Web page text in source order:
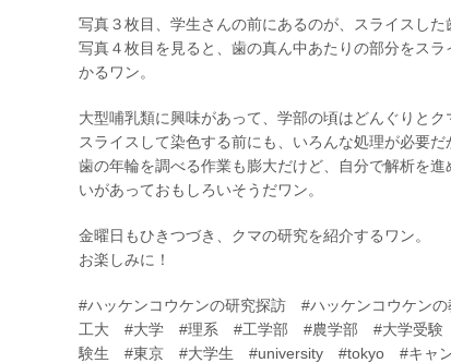
写真３枚目、学生さんの前にあるのが、スライスした
写真４枚目を見ると、歯の真ん中あたりの部分をス
かるワン。
大型哺乳類に興味があって、学部の頃はどんぐりと
スライスして染色する前にも、いろんな処理が必要
歯の年輪を調べる作業も膨大だけど、自分で解析を
いがあっておもしろいそうだワン。
金曜日もひきつづき、クマの研究を紹介するワン。
お楽しみに！
#ハッケンコウケンの研究探訪 #ハッケンコウケ
工大 #大学 #理系 #工学部 #農学部 #大学受
験生 #東京 #大学生 #university #tokyo #キャ